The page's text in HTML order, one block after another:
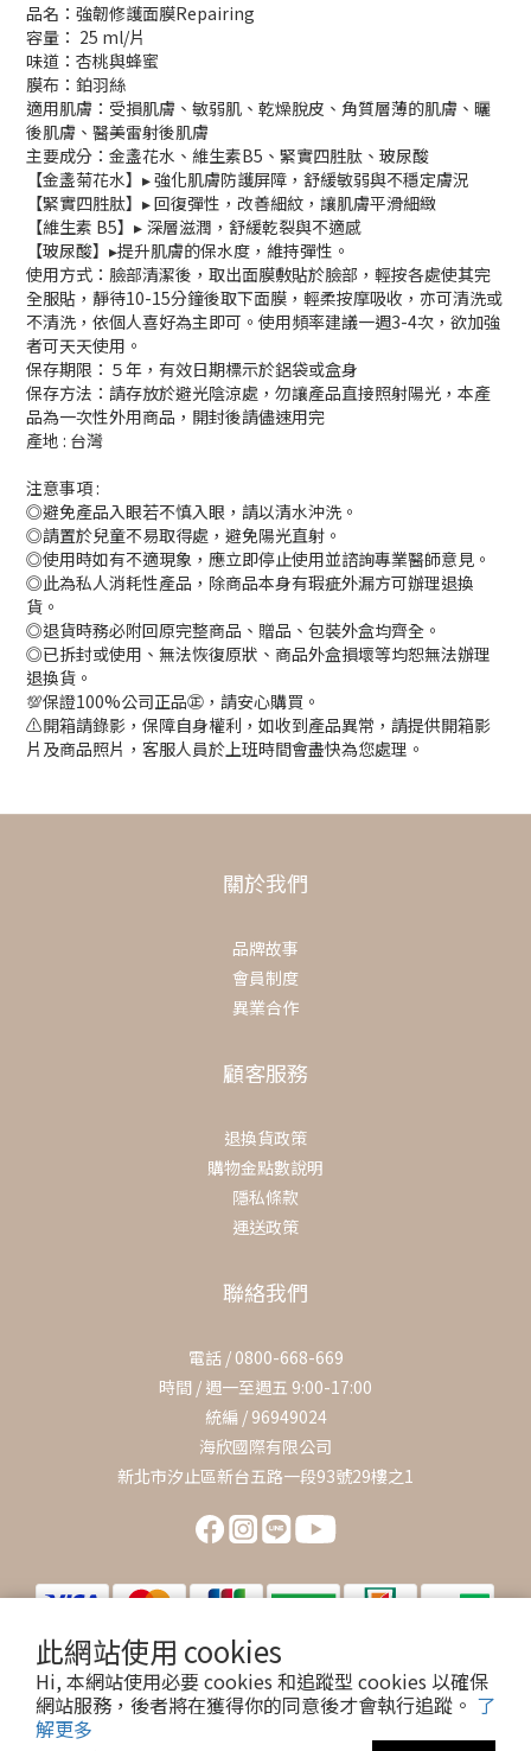
此網站使用 cookies
Hi, 本網站使用必要 cookies 和追蹤型 cookies 以確保
網站服務，後者將在獲得你的同意後才會執行追蹤。 了
解更多
品名：強韌修護面膜Repairing
容量： 25 ml/片
味道：杏桃與蜂蜜
膜布：鉑羽絲
適用肌膚：受損肌膚、敏弱肌、乾燥脫皮、角質層薄的肌膚、曬
後肌膚、醫美雷射後肌膚
主要成分：金盞花水、維生素B5、緊實四胜肽、玻尿酸
【金盞菊花水】▸ 強化肌膚防護屏障，舒緩敏弱與不穩定膚況
【緊實四胜肽】▸ 回復彈性，改善細紋，讓肌膚平滑細緻
【維生素 B5】▸ 深層滋潤，舒緩乾裂與不適感
【玻尿酸】▸提升肌膚的保水度，維持彈性。
使用方式：臉部清潔後，取出面膜敷貼於臉部，輕按各處使其完
全服貼，靜待10-15分鐘後取下面膜，輕柔按摩吸收，亦可清洗或
不清洗，依個人喜好為主即可。使用頻率建議一週3-4次，欲加強
者可天天使用。
保存期限：５年，有效日期標示於鋁袋或盒身
保存方法：請存放於避光陰涼處，勿讓產品直接照射陽光，本產
品為一次性外用商品，開封後請儘速用完
產地 : 台灣
注意事項 :
◎避免產品入眼若不慎入眼，請以清水沖洗。
◎請置於兒童不易取得處，避免陽光直射。
◎使用時如有不適現象，應立即停止使用並諮詢專業醫師意見。
◎此為私人消耗性產品，除商品本身有瑕疵外漏方可辦理退換
貨。
◎退貨時務必附回原完整商品、贈品、包裝外盒均齊全。
◎已拆封或使用、無法恢復原狀、商品外盒損壞等均恕無法辦理
退換貨。
💯保證100%公司正品㊣，請安心購買。
⚠️開箱請錄影，保障自身權利，如收到產品異常，請提供開箱影
片及商品照片，客服人員於上班時間會盡快為您處理。
關於我們
品牌故事
會員制度
異業合作
顧客服務
退換貨政策
購物金點數說明
隱私條款
運送政策
聯絡我們
電話 / 0800-668-669
時間 / 週一至週五 9:00-17:00
統編 / 96949024
海欣國際有限公司
新北市汐止區新台五路一段93號29樓之1
© 2023 by 海欣國際有限公司